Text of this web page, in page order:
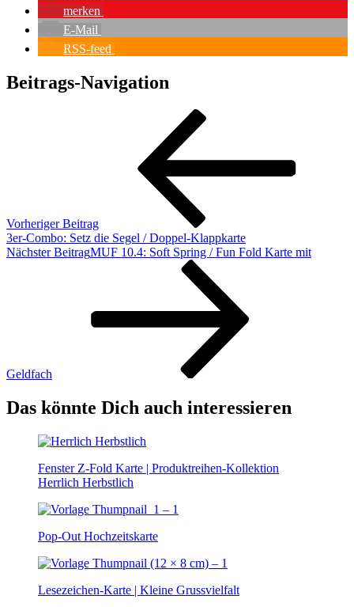
merken
E-Mail
RSS-feed
Beitrags-Navigation
Vorheriger Beitrag
3er-Combo: Setz die Segel / Doppel-Klappkarte
Nächster BeitragMUF 10.4: Soft Spring / Fun Fold Karte mit
Geldfach
Das könnte Dich auch interessieren
Fenster Z-Fold Karte | Produktreihen-Kollektion
Herrlich Herbstlich
Pop-Out Hochzeitskarte
Lesezeichen-Karte | Kleine Grussvielfalt